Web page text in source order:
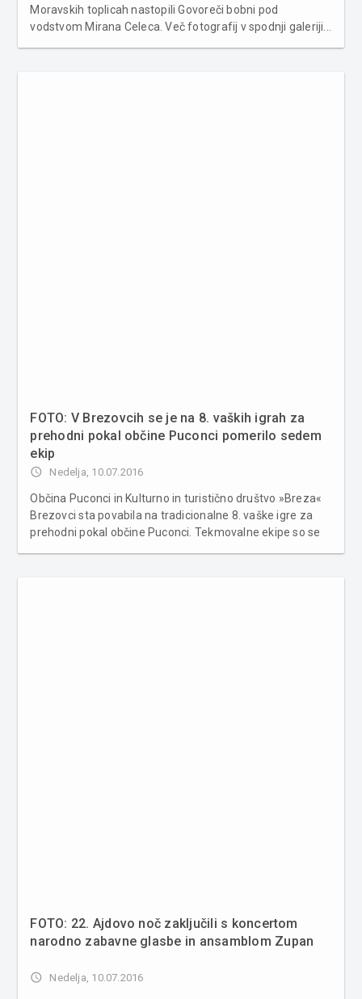
Moravskih toplicah nastopili Govoreči bobni pod
vodstvom Mirana Celeca. Več fotografij v spodnji galeriji...
FOTO: V Brezovcih se je na 8. vaških igrah za
prehodni pokal občine Puconci pomerilo sedem
ekip
access_time Nedelja, 10.07.2016
Občina Puconci in Kulturno in turistično društvo »Breza«
Brezovci sta povabila na tradicionalne 8. vaške igre za
prehodni pokal občine Puconci. Tekmovalne ekipe so se
FOTO: 22. Ajdovo noč zaključili s koncertom
narodno zabavne glasbe in ansamblom Zupan
access_time Nedelja, 10.07.2016